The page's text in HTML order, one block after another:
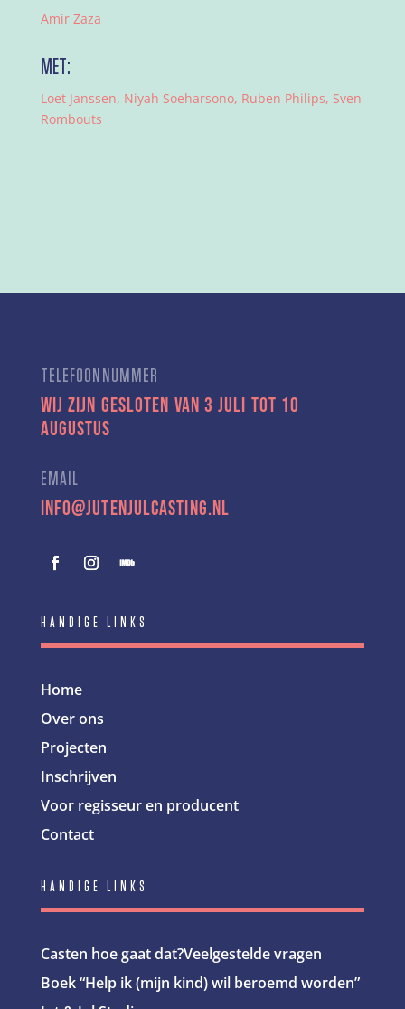
Amir Zaza
MET:
Loet Janssen, Niyah Soeharsono, Ruben Philips, Sven
Rombouts
TELEFOONNUMMER
Wij zijn gesloten van 3 juli tot 10
augustus
EMAIL
info@jutenjulcasting.nl
HANDIGE LINKS
Home
Over ons
Projecten
Inschrijven
Voor regisseur en producent
Contact
HANDIGE LINKS
Casten hoe gaat dat?Veelgestelde vragen
Boek “Help ik (mijn kind) wil beroemd worden”